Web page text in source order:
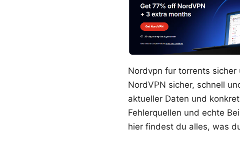
Nordvpn fur torrents
NordVPN sicher, schnell
aktueller Daten und
Fehlerquellen und echte
hier findest du alles, was